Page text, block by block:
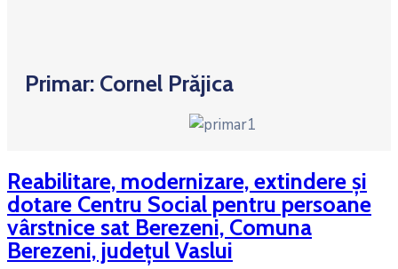
Primar: Cornel Prăjica
Reabilitare, modernizare, extindere și
dotare Centru Social pentru persoane
vârstnice sat Berezeni, Comuna
Berezeni, județul Vaslui